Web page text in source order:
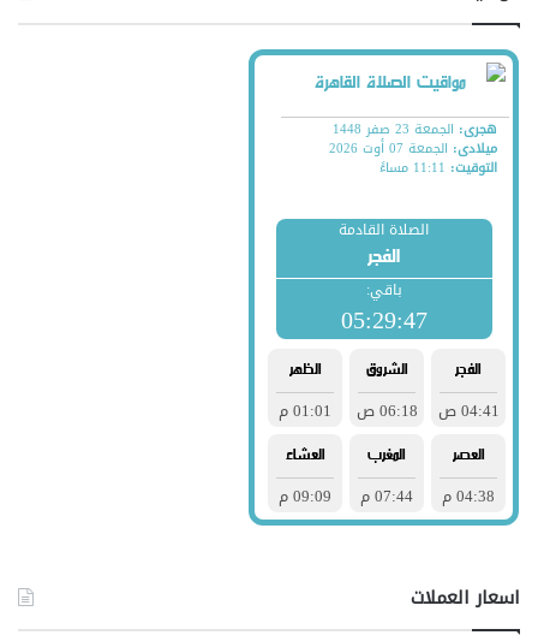
اسعار العملات